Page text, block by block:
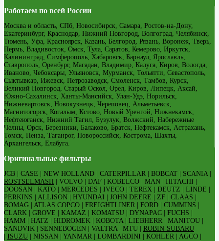
Работаем по всей России
Москва и область, СПб, Новосибирск, Самара, Ростов-на-Дону,
Екатеринбург, Краснодар, Нижний Новгород, Волгоград, Челябинск,
Тюмень, Уфа, Красноярск, Казань, Белгород, Рязань, Воронеж, Тверь,
Пермь, Владивосток, Омск, Тула, Саратов, Кемерово, Иркутск,
Калининград, Симферополь, Хабаровск, Барнаул, Ярославль,
Ставрополь, Оренбург, Магадан, Владимир, Калуга, Киров, Вологда,
Иваново, Чебоксары, Ульяновск, Мурманск, Тольятти, Севастополь,
Сыктывкар, Ижевск, Петрозаводск, Смоленск, Тамбов, Курск,
Великий Новгород, Старый Оскол, Орел, Киров, Липецк, Аксай,
Южно-Сахалинск, Ханты-Мансийск, Улан-Удэ, Норильск,
Нижневартовск, Новокузнецк, Череповец, Альметьевск,
Магнитогорск, Когалым, Кстово, Новый Уренгой, Нижнекамск,
Нефтеюганск, Нижний Тагил, Бузулук, Волжский, Набережные
Челны, Орск, Березники, Балаково, Братск, Нефтекамск, Астрахань,
Томск, Пенза, Таганрог, Новороссийск, Кострома, Шахты,
Архангельск, Елабуга.
Оригинальные фильтры
JCB | CASE | NEW HOLLAND | CATERPILLAR | BOBCAT | SCANIA |
ROSTSELMASH | VOLVO | DAF | KOBELCO | MAN | HITACHI |
DOOSAN | KATO | MERCEDES | IVECO | TEREX | DEUTZ | LINDE |
PERKINS | ALLISON | HYUNDAI | JOHN DEERE | ZF | CLAAS |
BOMAG | ATLAS COPCO | FREIGHTLINER | FORD | CUMMINS |
CLARK | GROVE | KAMAZ | KOMATSU | DYNAPAC | FUCHS |
HAMM | HATZ | HIDROMEK | KOBOTA | LIEBHERR | MANITOU |
SANDVIK | SENNEBOGEN | VALTRA | MTU | ROBIN-SUBARU
ISUZU | NISSAN | YANMAR | LOMBARDINI | KOHLER | AGCO |